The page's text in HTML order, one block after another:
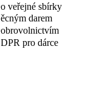
veřejné sbírky
darem
pro dárce